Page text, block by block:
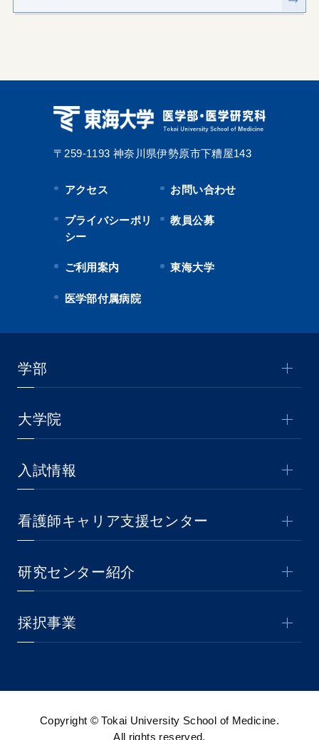
〒259-1193 神奈川県伊勢原市下糟屋143
アクセス お問い合わせ
プライバシーポリ
シー
教員公募
ご利用案内 東海大学
医学部付属病院
学部
大学院
入試情報
看護師キャリア支援センター
研究センター紹介
採択事業
Copyright © Tokai University School of Medicine.
All rights reserved.